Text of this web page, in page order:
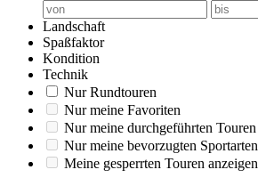
Landschaft
Spaßfaktor
Kondition
Technik
Nur Rundtouren
Nur meine Favoriten
Nur meine durchgeführten Touren
Nur meine bevorzugten Sportarten
Meine gesperrten Touren anzeigen